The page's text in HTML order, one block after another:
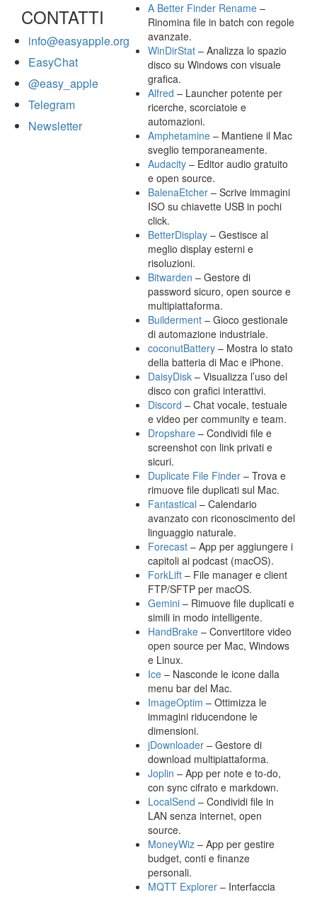
CONTATTI
info@easyapple.org
EasyChat
@easy_apple
Telegram
Newsletter
A Better Finder Rename –
Rinomina file in batch con regole
avanzate.
WinDirStat – Analizza lo spazio
disco su Windows con visuale
grafica.
Alfred – Launcher potente per
ricerche, scorciatoie e
automazioni.
Amphetamine – Mantiene il Mac
sveglio temporaneamente.
Audacity – Editor audio gratuito
e open source.
BalenaEtcher – Scrive immagini
ISO su chiavette USB in pochi
click.
BetterDisplay – Gestisce al
meglio display esterni e
risoluzioni.
Bitwarden – Gestore di
password sicuro, open source e
multipiattaforma.
Builderment – Gioco gestionale
di automazione industriale.
coconutBattery – Mostra lo stato
della batteria di Mac e iPhone.
DaisyDisk – Visualizza l’uso del
disco con grafici interattivi.
Discord – Chat vocale, testuale
e video per community e team.
Dropshare – Condividi file e
screenshot con link privati e
sicuri.
Duplicate File Finder – Trova e
rimuove file duplicati sul Mac.
Fantastical – Calendario
avanzato con riconoscimento del
linguaggio naturale.
Forecast – App per aggiungere i
capitoli ai podcast (macOS).
ForkLift – File manager e client
FTP/SFTP per macOS.
Gemini – Rimuove file duplicati e
simili in modo intelligente.
HandBrake – Convertitore video
open source per Mac, Windows
e Linux.
Ice – Nasconde le icone dalla
menu bar del Mac.
ImageOptim – Ottimizza le
immagini riducendone le
dimensioni.
jDownloader – Gestore di
download multipiattaforma.
Joplin – App per note e to-do,
con sync cifrato e markdown.
LocalSend – Condividi file in
LAN senza internet, open
source.
MoneyWiz – App per gestire
budget, conti e finanze
personali.
MQTT Explorer – Interfaccia